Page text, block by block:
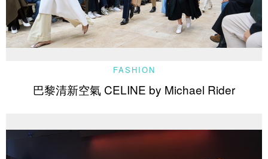
FASHION
巴黎清新空氣 CELINE by Michael Rider